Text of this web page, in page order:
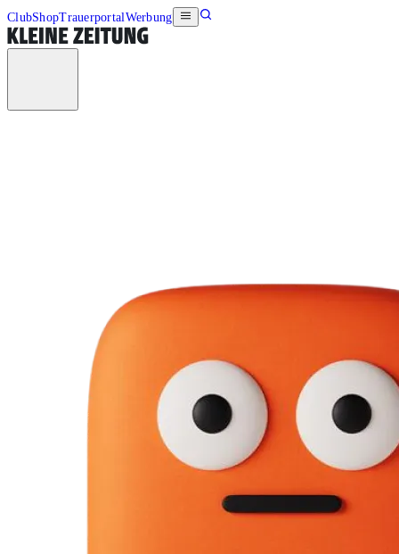
ClubShopTrauerportalWerbung